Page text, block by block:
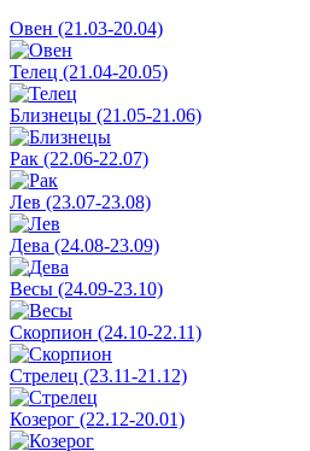
Овен (21.03-20.04)
Телец (21.04-20.05)
Близнецы (21.05-21.06)
Рак (22.06-22.07)
Лев (23.07-23.08)
Дева (24.08-23.09)
Весы (24.09-23.10)
Скорпион (24.10-22.11)
Стрелец (23.11-21.12)
Козерог (22.12-20.01)